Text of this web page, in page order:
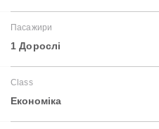
Пасажири
1 Дорослі
Class
Економіка